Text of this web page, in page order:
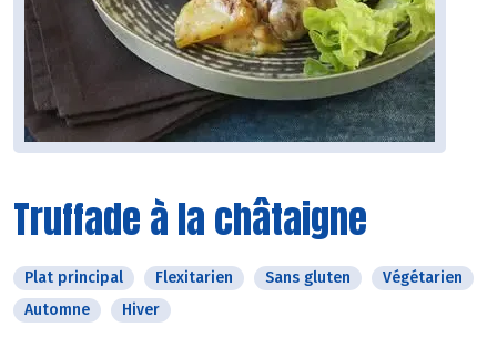
Truffade à la châtaigne
Plat principal Flexitarien Sans gluten
Végétarien
Automne
Hiver